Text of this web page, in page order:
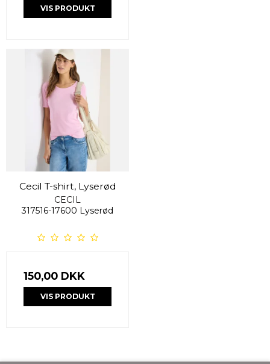
VIS PRODUKT
Cecil T-shirt, Lyserød
CECIL
317516-17600 Lyserød
150,00 DKK
VIS PRODUKT